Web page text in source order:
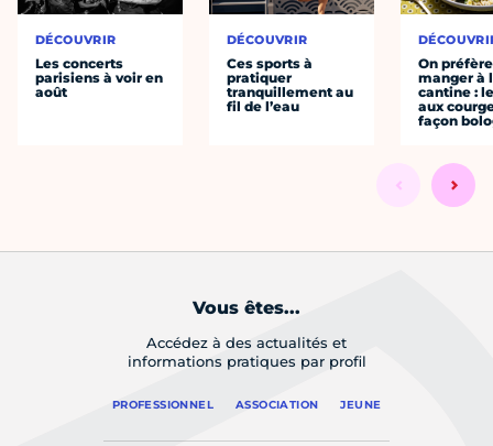
DÉCOUVRIR
Les concerts
parisiens à voir en
août
DÉCOUVRIR
Ces sports à
pratiquer
tranquillement au
fil de l’eau
On préfère
manger à
cantine :
aux
façon
Vous êtes...
Accédez à des actualités et
informations pratiques par profil
PROFESSIONNEL ASSOCIATION JEUNE